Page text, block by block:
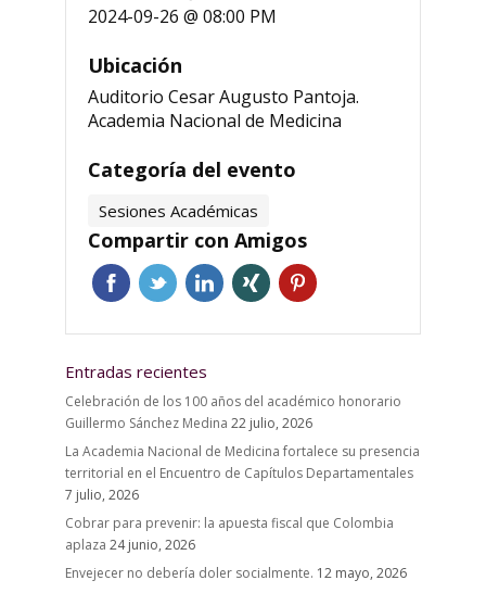
2024-09-26 @ 08:00 PM
Ubicación
Auditorio Cesar Augusto Pantoja.
Academia Nacional de Medicina
Categoría del evento
Sesiones Académicas
Compartir con Amigos
Entradas recientes
Celebración de los 100 años del académico honorario
Guillermo Sánchez Medina 22 julio, 2026
La Academia Nacional de Medicina fortalece su presencia
territorial en el Encuentro de Capítulos Departamentales
7 julio, 2026
Cobrar para prevenir: la apuesta fiscal que Colombia
aplaza 24 junio, 2026
Envejecer no debería doler socialmente. 12 mayo, 2026